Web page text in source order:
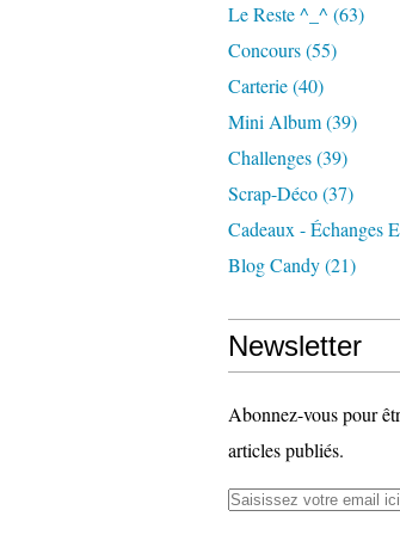
Le Reste ^_^ (63)
Concours(55)
Carterie(40)
Mini Album(39)
Challenges(39)
Scrap-Déco(37)
Cadeaux - Échanges
Blog Candy(21)
Newsletter
Abonnez-vous pour
articles publiés.